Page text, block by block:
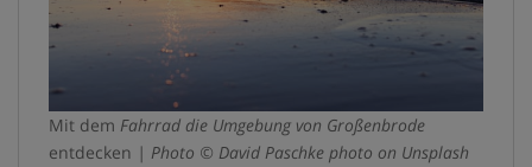
p
Mit dem Fahrrad die Umgebung von Großenbrode
entdecken | Photo © David Paschke photo on Unsplash